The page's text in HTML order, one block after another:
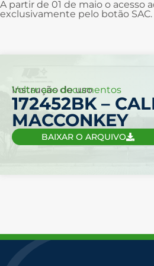
A partir de 01 de maio o acesso
exclusivamente pelo botão SAC.
Voltar aos documentos
Instrução de uso
172452BK –
MACCONKEY
BAIXAR O ARQUIVO